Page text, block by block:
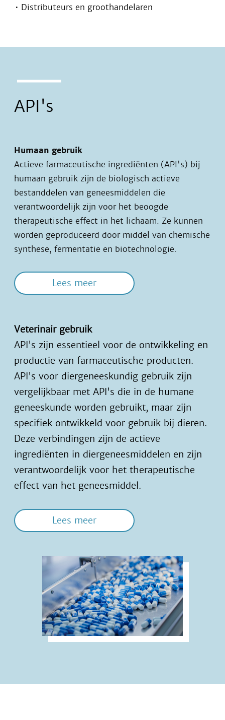
• Distributeurs en groothandelaren
API's
Humaan gebruik
Actieve farmaceutische ingrediënten (API's) bij
humaan gebruik zijn de biologisch actieve
bestanddelen van geneesmiddelen die
verantwoordelijk zijn voor het beoogde
therapeutische effect in het lichaam. Ze kunnen
worden geproduceerd door middel van chemische
synthese, fermentatie en biotechnologie.
Lees meer
Veterinair gebruik
API's zijn essentieel voor de ontwikkeling en
productie van farmaceutische producten.
API's voor diergeneeskundig gebruik zijn
vergelijkbaar met API's die in de humane
geneeskunde worden gebruikt, maar zijn
specifiek ontwikkeld voor gebruik bij dieren.
Deze verbindingen zijn de actieve
ingrediënten in diergeneesmiddelen en zijn
verantwoordelijk voor het therapeutische
effect van het geneesmiddel.
Lees meer